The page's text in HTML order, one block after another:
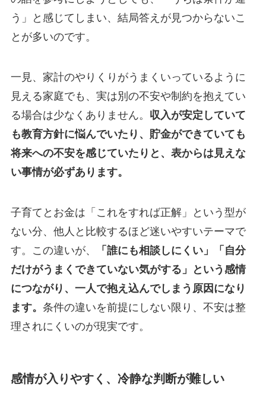
う」と感じてしまい、結局答えが見つからないこ
とが多いのです。
一見、家計のやりくりがうまくいっているように
見える家庭でも、実は別の不安や制約を抱えてい
る場合は少なくありません。 収入が安定していて
も教育方針に悩んでいたり、貯金ができていても
将来への不安を感じていたりと、表からは見えな
い事情が必ずあります。
子育てとお金は「これをすれば正解」という型が
ない分、他人と比較するほど迷いやすいテーマで
す。この違いが、
「誰にも相談しにくい」「自分
だけがうまくできていない気がする」という感情
につながり、一人で抱え込んでしまう原因になり
ます。 条件の違いを前提にしない限り、不安は整
理されにくいのが現実です。
感情が入りやすく、冷静な判断が難しい